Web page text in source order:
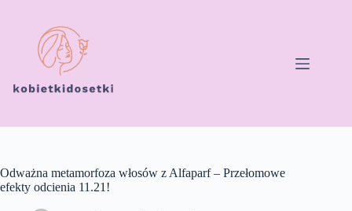
Odważna metamorfoza włosów z Alfaparf – Przełomowe
efekty odcienia 11.21!